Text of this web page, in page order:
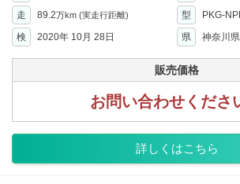
走 89.2万km (実走行距離) 型
PKG-
検
2020年 10月 28日 県 神奈川県
販売価格
お問い合わせくださ
詳しくはこちら